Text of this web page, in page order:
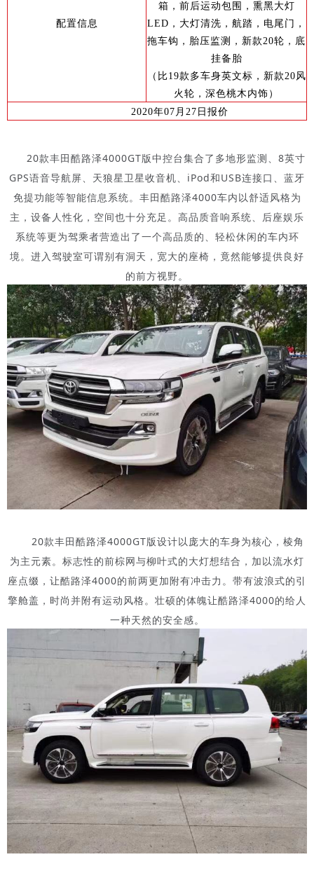
配置信息
箱，前后运动包围，熏黑大灯
LED，大灯清洗，航踏，电尾门，
拖车钩，胎压监测，新款20轮，底
挂备胎
（比19款多车身英文标，新款20风
火轮，深色桃木内饰）
2020年07月27日报价
20款丰田酷路泽4000GT版中控台集合了多地形监测、8英寸
GPS语音导航屏、天狼星卫星收音机、iPod和USB连接口、蓝牙
免提功能等智能信息系统。丰田酷路泽4000车内以舒适风格为
主，设备人性化，空间也十分充足。高品质音响系统、后座娱乐
系统等更为驾乘者营造出了一个高品质的、轻松休闲的车内环
境。进入驾驶室可谓别有洞天，宽大的座椅，竟然能够提供良好
的前方视野。
20款丰田酷路泽4000GT版设计以庞大的车身为核心，棱角
为主元素。标志性的前棕网与柳叶式的大灯想结合，加以流水灯
座点缀，让酷路泽4000的前两更加附有冲击力。带有波浪式的引
擎舱盖，时尚并附有运动风格。壮硕的体魄让酷路泽4000的给人
一种天然的安全感。